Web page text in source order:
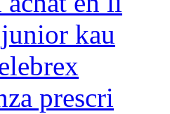
kau
prescri